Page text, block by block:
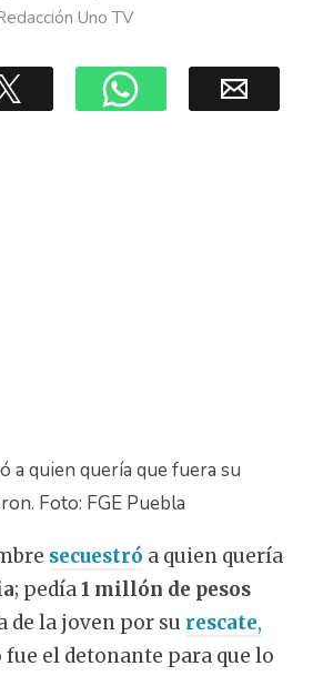
Uno TV
a quien quería que fuera su
Foto: FGE Puebla
secuestró a quien quería
; pedía1 millón de pesos
de la joven por su rescate,
fue el detonante para que lo